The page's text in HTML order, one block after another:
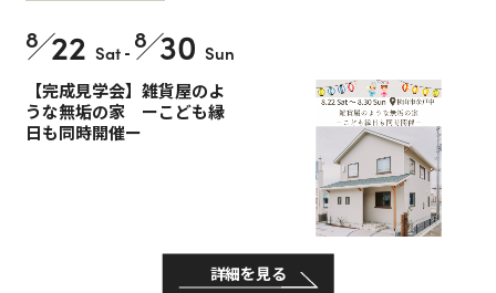
8 22 Sat- 8 30 Sun
【完成見学会】雑貨屋のよ
うな無垢の家 ーこども縁
日も同時開催ー
詳細を見る